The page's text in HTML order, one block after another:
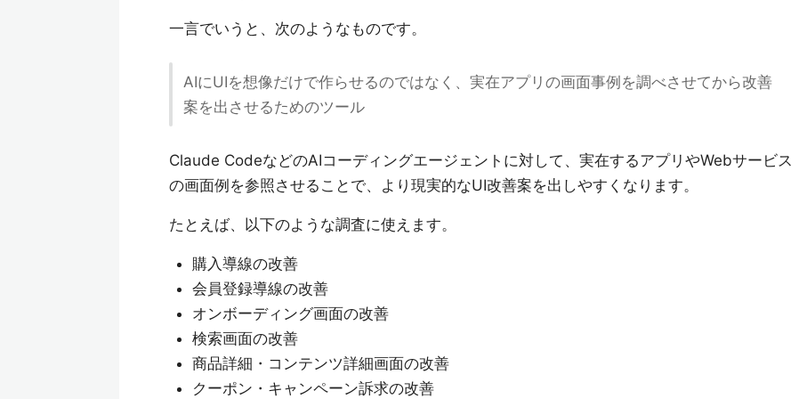
一言でいうと、次のようなものです。
AIにUIを想像だけで作らせるのではなく、実在アプリの画面事例を調べさせてから改善
案を出させるためのツール
Claude CodeなどのAIコーディングエージェントに対して、実在するアプリやWebサービス
の画面例を参照させることで、より現実的なUI改善案を出しやすくなります。
たとえば、以下のような調査に使えます。
購入導線の改善
会員登録導線の改善
オンボーディング画面の改善
検索画面の改善
商品詳細・コンテンツ詳細画面の改善
クーポン・キャンペーン訴求の改善